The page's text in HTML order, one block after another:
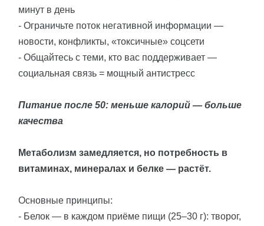
минут в день
- Ограничьте поток негативной информации —
новости, конфликты, «токсичные» соцсети
- Общайтесь с теми, кто вас поддерживает —
социальная связь = мощный антистресс
Питание после 50: меньше калорий — больше
качества
Метаболизм замедляется, но потребность в
витаминах, минералах и белке — растёт.
Основные принципы:
- Белок — в каждом приёме пищи (25–30 г): творог,